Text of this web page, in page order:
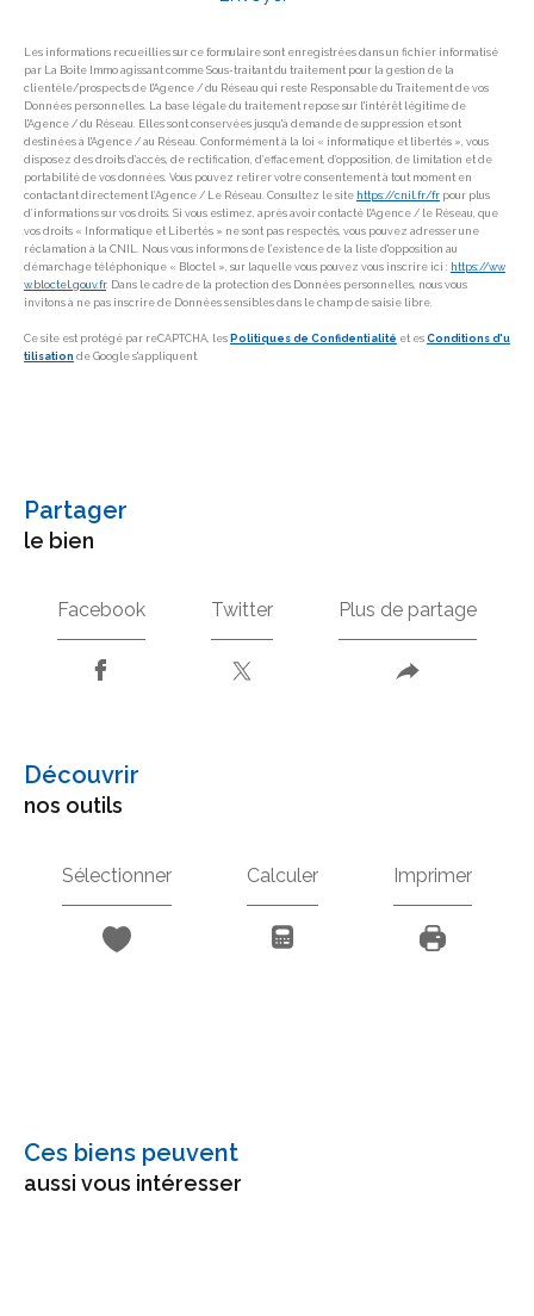
Les informations recueillies sur ce formulaire sont enregistrées dans un fichier informatisé
par La Boite Immo agissant comme Sous-traitant du traitement pour la gestion de la
clientèle/prospects de l'Agence / du Réseau qui reste Responsable du Traitement de vos
Données personnelles. La base légale du traitement repose sur l'intérêt légitime de
l'Agence / du Réseau. Elles sont conservées jusqu'à demande de suppression et sont
destinées à l'Agence / au Réseau. Conformément à la loi « informatique et libertés », vous
disposez des droits d’accès, de rectification, d’effacement, d’opposition, de limitation et de
portabilité de vos données. Vous pouvez retirer votre consentement à tout moment en
contactant directement l’Agence / Le Réseau. Consultez le site https://cnil.fr/fr pour plus
d’informations sur vos droits. Si vous estimez, après avoir contacté l'Agence / le Réseau, que
vos droits « Informatique et Libertés » ne sont pas respectés, vous pouvez adresser une
réclamation à la CNIL. Nous vous informons de l’existence de la liste d'opposition au
démarchage téléphonique « Bloctel », sur laquelle vous pouvez vous inscrire ici : https://ww
w.bloctel.gouv.fr. Dans le cadre de la protection des Données personnelles, nous vous
invitons à ne pas inscrire de Données sensibles dans le champ de saisie libre.
Ce site est protégé par reCAPTCHA, les Politiques de Confidentialité et es Conditions d'u
tilisation de Google s'appliquent.
partager
le bien
Facebook Twitter Plus de partage
découvrir
nos outils
Sélectionner Calculer Imprimer
Ces biens peuvent
aussi vous intéresser